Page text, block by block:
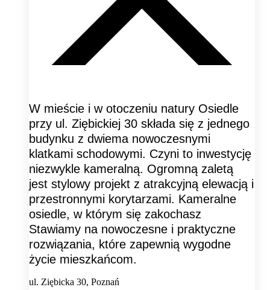
W mieście i w otoczeniu natury Osiedle
przy ul. Ziębickiej 30 składa się z jednego
budynku z dwiema nowoczesnymi
klatkami schodowymi. Czyni to inwestycję
niezwykle kameralną. Ogromną zaletą
jest stylowy projekt z atrakcyjną elewacją i
przestronnymi korytarzami. Kameralne
osiedle, w którym się zakochasz
Stawiamy na nowoczesne i praktyczne
rozwiązania, które zapewnią wygodne
życie mieszkańcom.
ul. Ziębicka 30, Poznań